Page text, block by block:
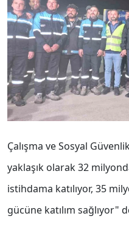
Çalışma ve Sosyal
yaklaşık olarak 32
istihdama katılıyor, 35
gücüne katılım sağlıyor"